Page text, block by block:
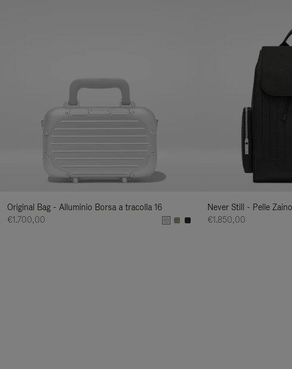
Original Bag - Alluminio Borsa a tracolla 16
€1.700,00
Never Still - Pelle
€1.850,00